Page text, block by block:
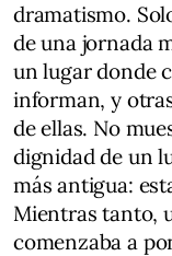
dramatismo.
de una jornada
un lugar donde
informan, y
de ellas. No
dignidad de un
más antigua:
Mientras tanto,
comenzaba a